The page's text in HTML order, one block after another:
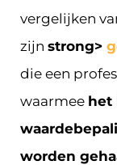
vergelijken
zijn strong>
die een
waarmee het
worden